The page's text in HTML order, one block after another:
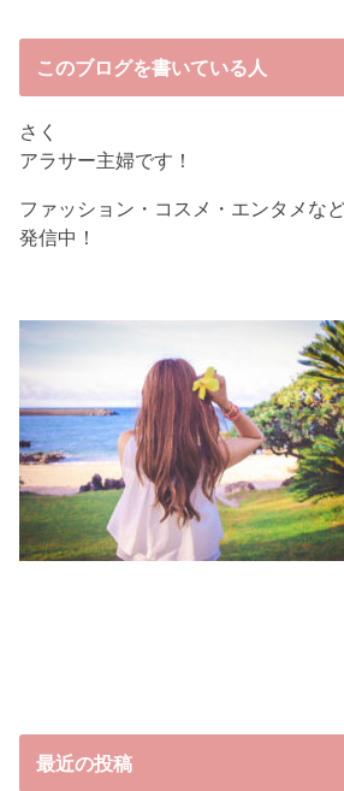
このブログを書いている人
さく
アラサー主婦です！
ファッション・コスメ・エンタメな
発信中！
最近の投稿